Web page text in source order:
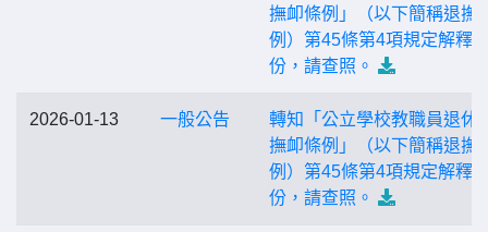
撫卹條例」（以下簡稱退撫
例）第45條第4項規定解釋
份，請查照。
2026-01-13 一般公告
轉知「公立學校教職員退休
撫卹條例」（以下簡稱退撫
例）第45條第4項規定解釋
份，請查照。